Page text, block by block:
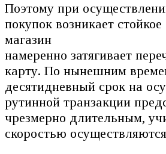
Поэтому при
покупок возникает
магазин
намеренно затягивает
карту. По нынешним
десятидневный срок на
рутинной транзакции
чрезмерно длительным,
скоростью